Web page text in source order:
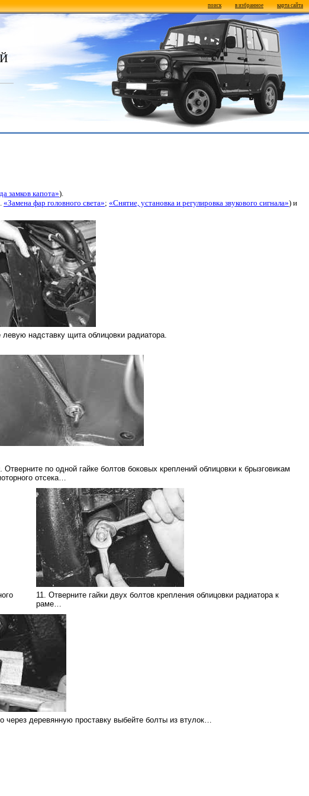
поиск в избранное карта сайта
замков капота»).
«Замена фар головного света»; «Снятие, установка и регулировка звукового сигнала») и
надставку щита облицовки радиатора.
Отверните по одной гайке болтов боковых креплений облицовки к брызговикам
отсека…
11. Отверните гайки двух болтов крепления облицовки радиатора к
раме…
через деревянную проставку выбейте болты из втулок…